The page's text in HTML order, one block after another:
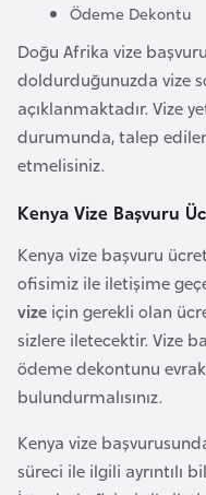
Ödeme Dekontu
Doğu Afrika vize
doldurduğunuzda vize
açıklanmaktadır. Vize
durumunda, talep
etmelisiniz.
Kenya Vize Başvuru
Kenya vize başvuru
ofisimiz ile iletişime
vize için gerekli olan
sizlere iletecektir. Vize
ödeme dekontunu
bulundurmalısınız.
Kenya vize
süreci ile ilgili ayrıntılı
B
u
l
g
r
i
s
t
a
n
E
r